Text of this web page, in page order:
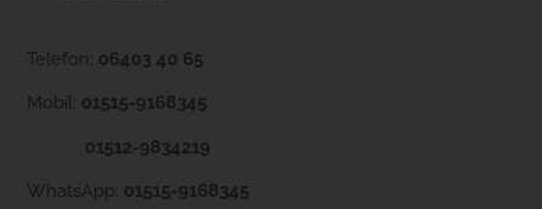
Telefon: 06403 40 65
Mobil: 01515-9168345
01512-9834219
WhatsApp: 01515-9168345